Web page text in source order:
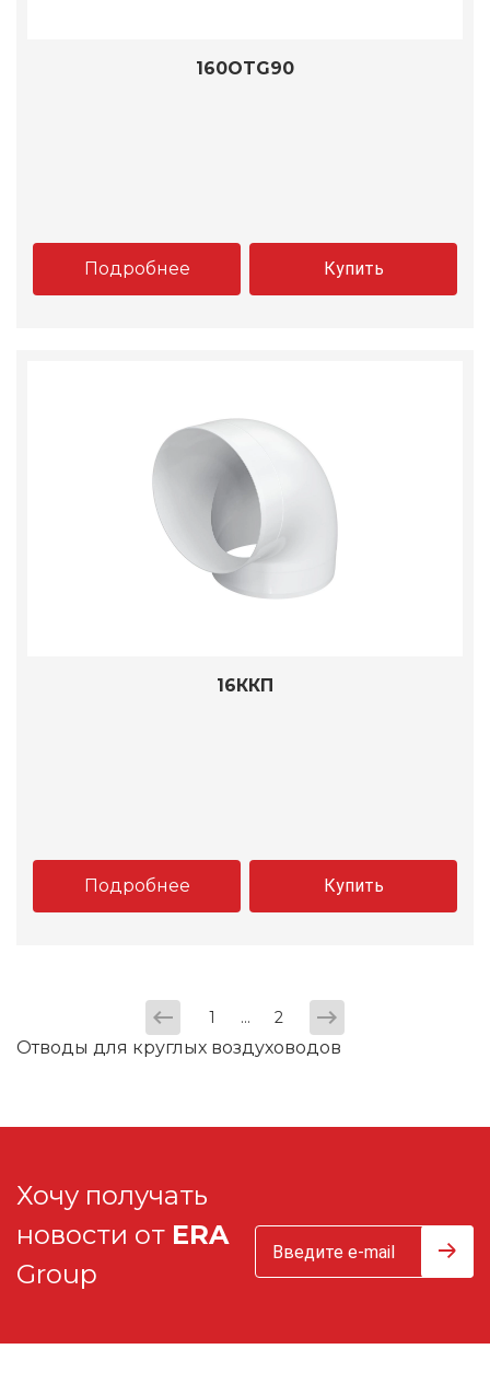
160OTG90
Подробнее Купить
16ККП
Подробнее Купить
1 ... 2
Отводы для круглых воздуховодов
Хочу получать
новости от ERA
Group